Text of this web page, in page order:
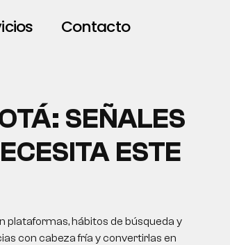
Contacto
SEÑALES
ESTE
plataformas, hábitos de búsqueda y
con cabeza fría y convertirlas en